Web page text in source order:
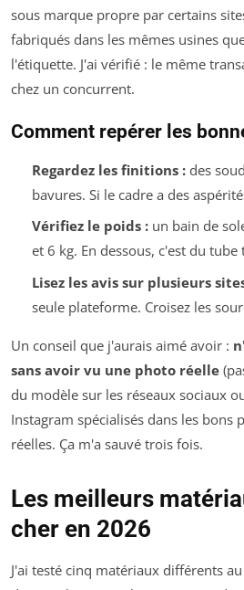
sous marque propre par certains
fabriqués dans les mêmes usines
l'étiquette. J'ai vérifié : le même
chez un concurrent.
Comment repérer les
Regardez les finitions :des
bavures. Si le cadre a des
Vérifiez le poids :un bain de
et 6 kg. En dessous, c'est du
Lisez les avis sur plusieurs
seule plateforme. Croisez les
Un conseil que j'aurais aimé avoir :
sans avoir vu une photo réelle
du modèle sur les réseaux sociaux
Instagram spécialisés dans les bons
réelles. Ça m'a sauvé trois fois.
Les meilleurs
cher en 2026
J'ai testé cinq matériaux différents